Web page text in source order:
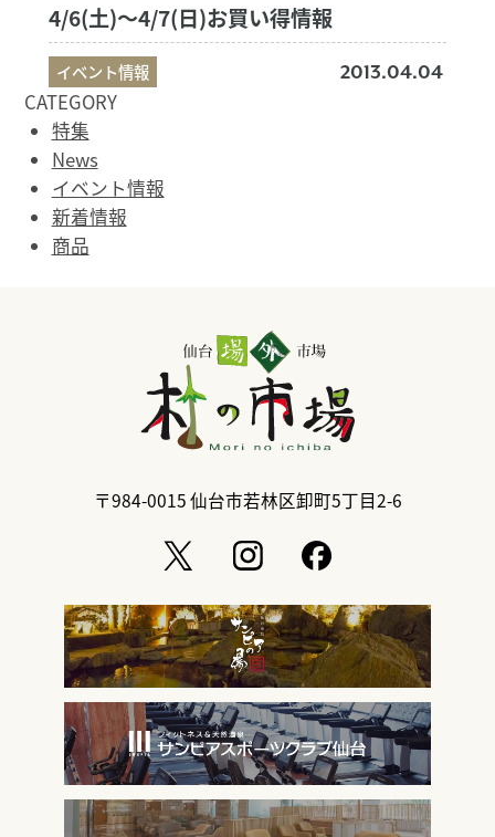
4/6(土)～4/7(日)お買い得情報
イベント情報 2013.04.04
CATEGORY
特集
News
イベント情報
新着情報
商品
〒984-0015仙台市若林区卸町5丁目2-6